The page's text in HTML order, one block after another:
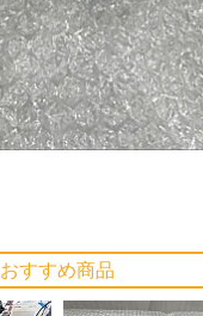
おすすめ商品